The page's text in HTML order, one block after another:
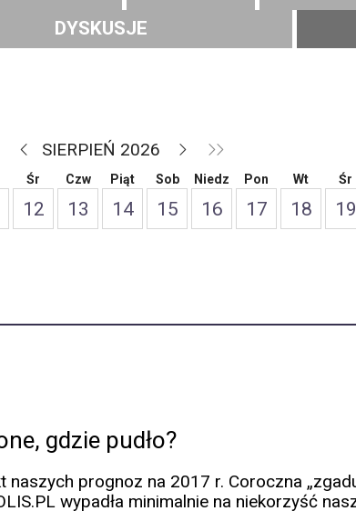
DYSKUSJE
SIERPIEŃ 2026
Śr
12
Czw
13
Piąt
14
Sob
15
Niedz
16
Pon
17
Wt
18
Śr
19
gdzie pudło?
prognoz na 2017 r. Coroczna
wypadła minimalnie na niekorzyść